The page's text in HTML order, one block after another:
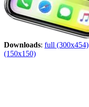
Downloads: full (300x454)
(150x150)